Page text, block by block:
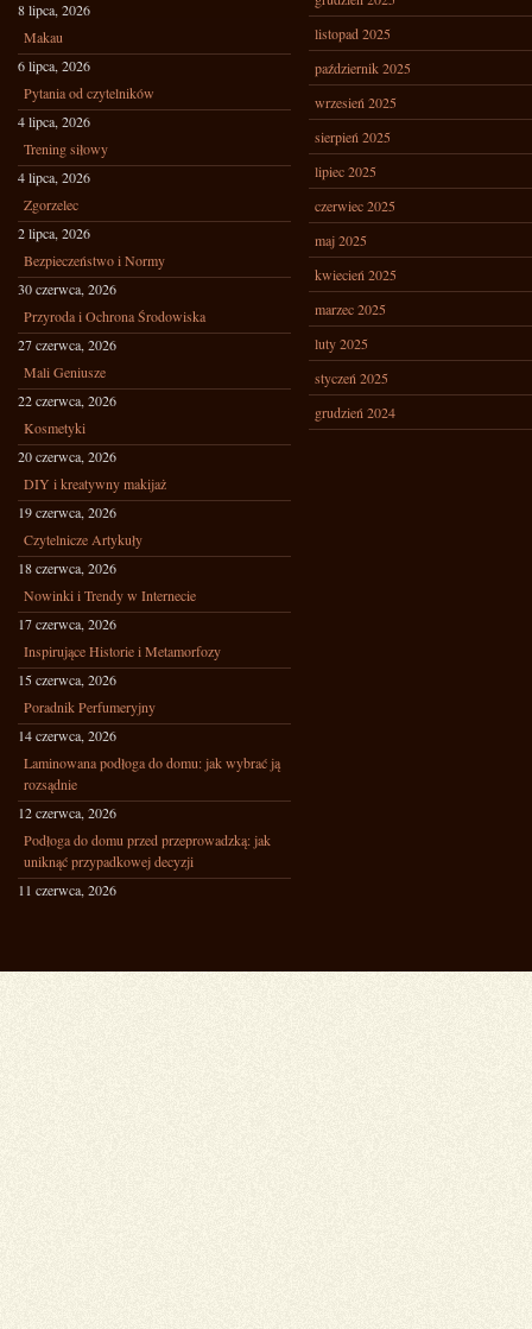
8 lipca, 2026
Makau
6 lipca, 2026
Pytania od czytelników
4 lipca, 2026
Trening siłowy
4 lipca, 2026
Zgorzelec
2 lipca, 2026
Bezpieczeństwo i Normy
30 czerwca, 2026
Przyroda i Ochrona Środowiska
27 czerwca, 2026
Mali Geniusze
22 czerwca, 2026
Kosmetyki
20 czerwca, 2026
DIY i kreatywny makijaż
19 czerwca, 2026
Czytelnicze Artykuły
18 czerwca, 2026
Nowinki i Trendy w Internecie
17 czerwca, 2026
Inspirujące Historie i Metamorfozy
15 czerwca, 2026
Poradnik Perfumeryjny
14 czerwca, 2026
Laminowana podłoga do domu: jak wybrać ją
rozsądnie
12 czerwca, 2026
Podłoga do domu przed przeprowadzką: jak
uniknąć przypadkowej decyzji
11 czerwca, 2026
listopad 2025
październik 2025
wrzesień 2025
sierpień 2025
lipiec 2025
czerwiec 2025
maj 2025
kwiecień 2025
marzec 2025
luty 2025
styczeń 2025
grudzień 2024